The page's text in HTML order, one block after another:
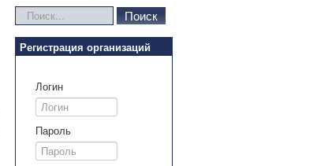
Искать... Поиск
Регистрация организаций
Логин
Пароль